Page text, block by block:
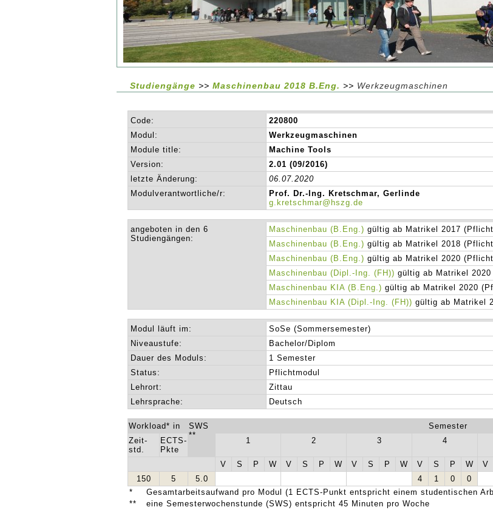
Studiengänge >>Maschinenbau 2018 B.Eng.>> Werkzeugmaschinen
Code:
220800
Modul:
Werkzeugmaschinen
Module title:
Machine Tools
Version:
2.01 (09/2016)
letzte Änderung:
06.07.2020
Modulverantwortliche/r:
Prof. Dr.-Ing. Kretschmar, Gerlinde
g.kretschmar@hszg.de
angeboten in den 6
Studiengängen:
Maschinenbau (B.Eng.) gültig ab Matrikel 2017
Maschinenbau (B.Eng.) gültig ab Matrikel 2018
Maschinenbau (B.Eng.) gültig ab Matrikel 2020
Maschinenbau (Dipl.-Ing. (FH)) gültig ab Matrikel
Maschinenbau KIA (B.Eng.) gültig ab Matrikel 2020
Maschinenbau KIA (Dipl.-Ing. (FH)) gültig ab Matrikel
Modul läuft im:
SoSe (Sommersemester)
Niveaustufe:
Bachelor/Diplom
Dauer des Moduls:
1 Semester
Status:
Pflichtmodul
Lehrort:
Zittau
Lehrsprache:
Deutsch
Workload* in
SWS
**
Semester
Zeit-
std.
ECTS-
Pkte
1 2 3 4
V S P W V S P W V S P W V S P W V
150
5 5.0 4 1 0
0
*
Gesamtarbeitsaufwand pro Modul (1 ECTS-Punkt entspricht einem studentischen
**
eine Semesterwochenstunde (SWS) entspricht 45 Minuten pro Woche